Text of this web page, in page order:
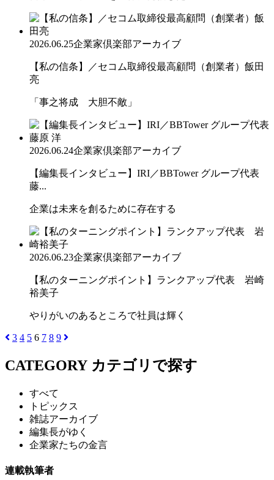
2026.06.25企業家倶楽部アーカイブ
【私の信条】／セコム取締役最高顧問（創業者）飯田
亮
「事之将成 大胆不敵」
2026.06.24企業家倶楽部アーカイブ
【編集長インタビュー】IRI／BBTower グループ代表
藤...
企業は未来を創るために存在する
2026.06.23企業家倶楽部アーカイブ
【私のターニングポイント】ランクアップ代表 岩崎
裕美子
やりがいのあるところで社員は輝く
3 4 5 6 7 8 9
CATEGORY カテゴリで探す
すべて
トピックス
雑誌アーカイブ
編集長がゆく
企業家たちの金言
連載執筆者